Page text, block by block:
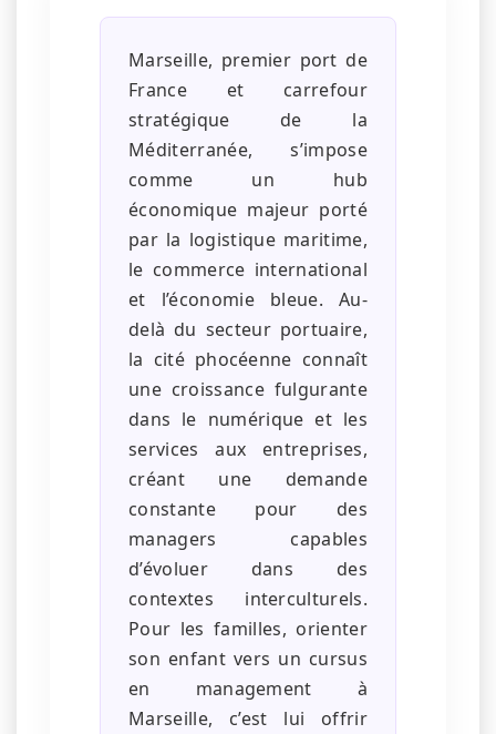
Marseille, premier port de
France et carrefour
stratégique de la
Méditerranée, s’impose
comme un hub
économique majeur porté
par la logistique maritime,
le commerce international
et l’économie bleue. Au-
delà du secteur portuaire,
la cité phocéenne connaît
une croissance fulgurante
dans le numérique et les
services aux entreprises,
créant une demande
constante pour des
managers capables
d’évoluer dans des
contextes interculturels.
Pour les familles, orienter
son enfant vers un cursus
en management à
Marseille, c’est lui offrir